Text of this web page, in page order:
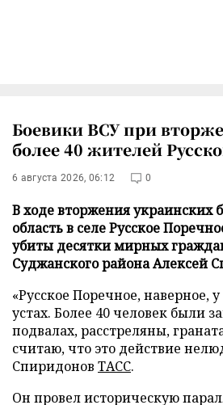
Боевики ВСУ при
более 40 жителей
6 августа 2026, 06:12 0
В ходе вторжения украинских
область в селе Русское
убиты десятки мирных
Суджанского района Алексей
«Русское Поречное, наверное,
устах. Более 40 человек были
подвалах, расстреляны,
считаю, что это действие
Спиридонов ТАСС.
Он провел историческую